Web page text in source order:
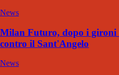
News
Milan Futuro, dopo i gironi
contro il Sant'Angelo
News